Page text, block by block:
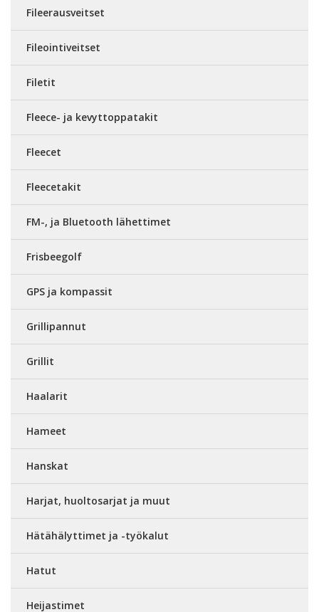
Fileerausveitset
Fileointiveitset
Filetit
Fleece- ja kevyttoppatakit
Fleecet
Fleecetakit
FM-, ja Bluetooth lähettimet
Frisbeegolf
GPS ja kompassit
Grillipannut
Grillit
Haalarit
Hameet
Hanskat
Harjat, huoltosarjat ja muut
Hätähälyttimet ja -työkalut
Hatut
Heijastimet